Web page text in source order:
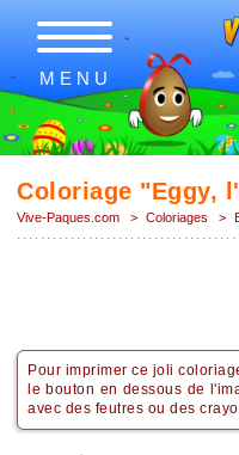
MENU
Coloriage "Eggy,
Vive-Paques.com > Coloriages >
Pour imprimer ce joli
le bouton en dessous de
avec des feutres ou des